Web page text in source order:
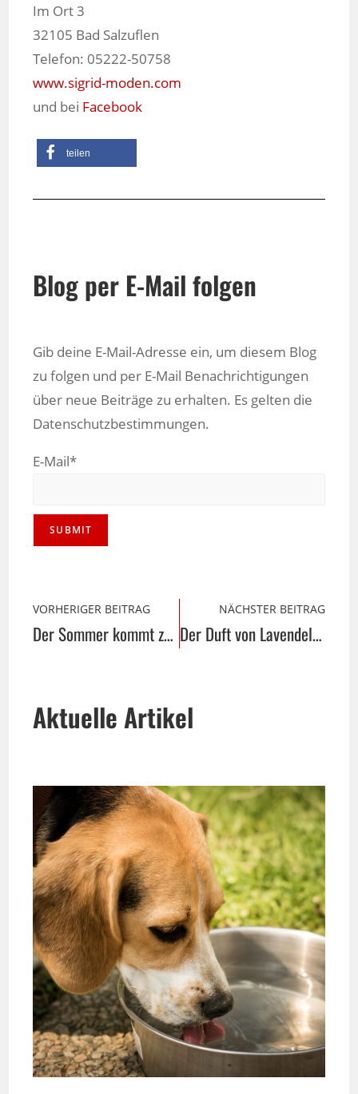
Im Ort 3
32105 Bad Salzuflen
Telefon: 05222-50758
www.sigrid-moden.com
und bei Facebook
teilen
Blog per E-Mail folgen
Gib deine E-Mail-Adresse ein, um diesem Blog
zu folgen und per E-Mail Benachrichtigungen
über neue Beiträge zu erhalten. Es gelten die
Datenschutzbestimmungen.
E-Mail*
VORHERIGER BEITRAG
Der Sommer kommt zurück …
NÄCHSTER BEITRAG
Der Duft von Lavendel …
Aktuelle Artikel